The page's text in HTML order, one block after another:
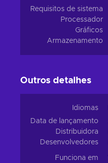
Requisitos de sistema
Processador
Gráficos
Armazenamento
Outros detalhes
Idiomas
Data de lançamento
Distribuidora
Desenvolvedores
Funciona em